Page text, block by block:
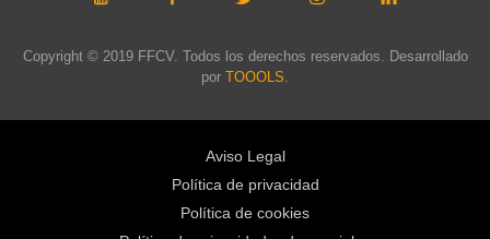
Copyright © 2019 FFCV. Todos los derechos reservados. Desarrollado
por TOOOLS.
Aviso Legal
Política de privacidad
Política de cookies